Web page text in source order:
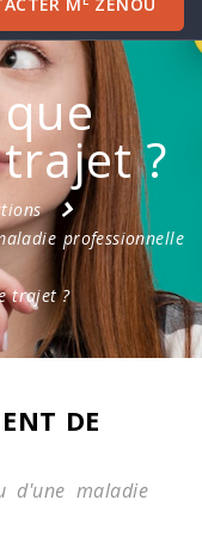
?
professionnelle
trajet ?
DE
d'une maladie